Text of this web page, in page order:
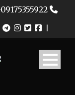
07132302028-09175355922